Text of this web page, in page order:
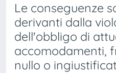
Le conseguenze
derivanti dalla
dell'obbligo di
accomodamenti,
nullo o